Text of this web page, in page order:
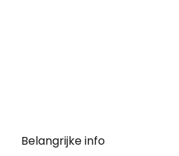
Belangrijke info